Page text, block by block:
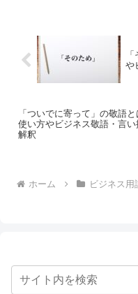
や
「ついでに寄って」の敬語
使い方やビジネス敬語・言
解釈
ホーム ビジネス用